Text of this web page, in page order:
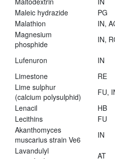
Maleic hydrazide
PG
Malathion
IN,
Magnesium
phosphide
IN,
Lufenuron IN
Limestone
RE
Lime sulphur
(calcium polysulphid)
FU,
Lenacil
HB
Lecithins
FU
Akanthomyces
muscarius strain Ve6
IN
Lavandulyl
AT